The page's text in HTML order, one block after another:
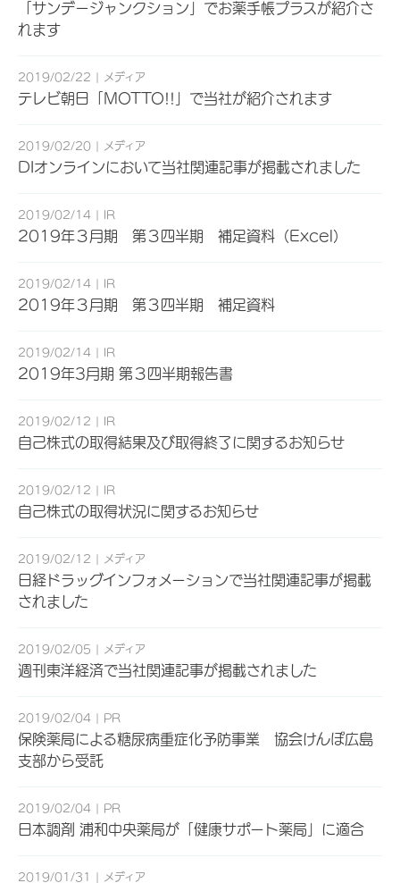
「サンデージャンクション」でお薬手帳プラスが紹介さ
れます
2019/02/22 メディア
テレビ朝日「MOTTO!!」で当社が紹介されます
2019/02/20 メディア
DIオンラインにおいて当社関連記事が掲載されました
2019/02/14 IR
2019年３月期 第３四半期 補足資料（Excel）
2019/02/14 IR
2019年３月期 第３四半期 補足資料
2019/02/14 IR
2019年3月期 第３四半期報告書
2019/02/12 IR
自己株式の取得結果及び取得終了に関するお知らせ
2019/02/12 IR
自己株式の取得状況に関するお知らせ
2019/02/12 メディア
日経ドラッグインフォメーションで当社関連記事が掲載
されました
2019/02/05 メディア
週刊東洋経済で当社関連記事が掲載されました
2019/02/04 PR
保険薬局による糖尿病重症化予防事業 協会けんぽ広島
支部から受託
2019/02/04 PR
日本調剤 浦和中央薬局が「健康サポート薬局」に適合
2019/01/31 メディア